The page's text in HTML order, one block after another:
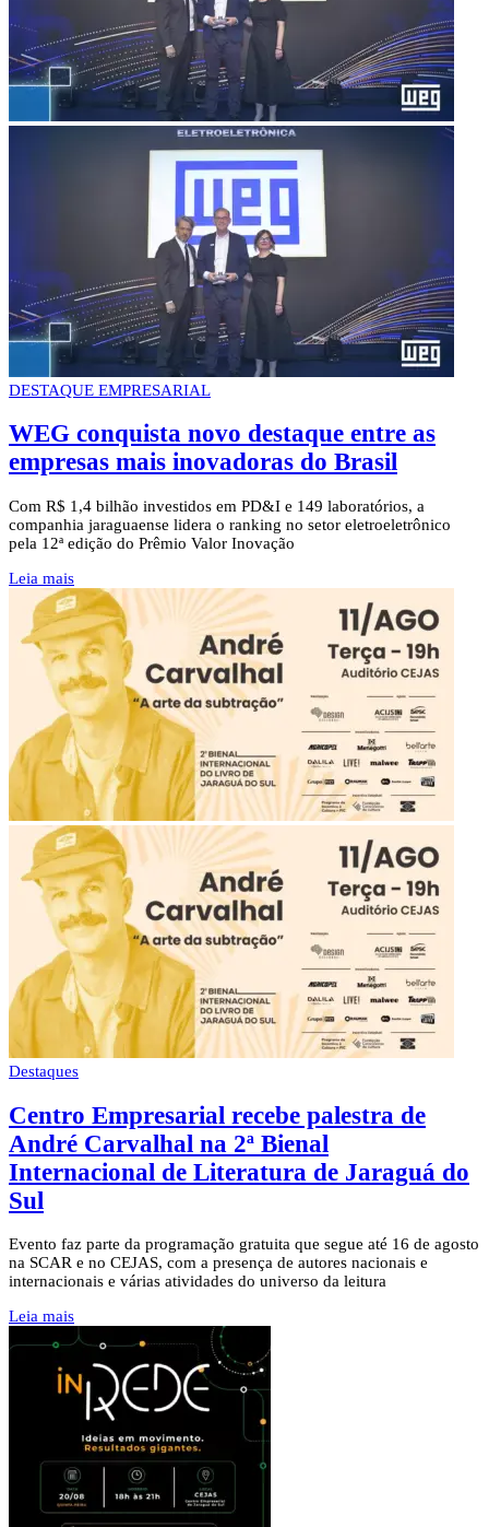
DESTAQUE EMPRESARIAL
WEG conquista novo destaque entre as
empresas mais inovadoras do Brasil
Com R$ 1,4 bilhão investidos em PD&I e 149 laboratórios, a
companhia jaraguaense lidera o ranking no setor eletroeletrônico
pela 12ª edição do Prêmio Valor Inovação
Leia mais
Destaques
Centro Empresarial recebe palestra de
André Carvalhal na 2ª Bienal
Internacional de Literatura de Jaraguá do
Sul
Evento faz parte da programação gratuita que segue até 16 de agosto
na SCAR e no CEJAS, com a presença de autores nacionais e
internacionais e várias atividades do universo da leitura
Leia mais